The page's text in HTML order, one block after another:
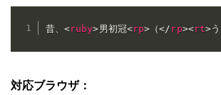
昔、 <ruby>男初冠<rp> （</ rp><rt>
対応ブラウザ：